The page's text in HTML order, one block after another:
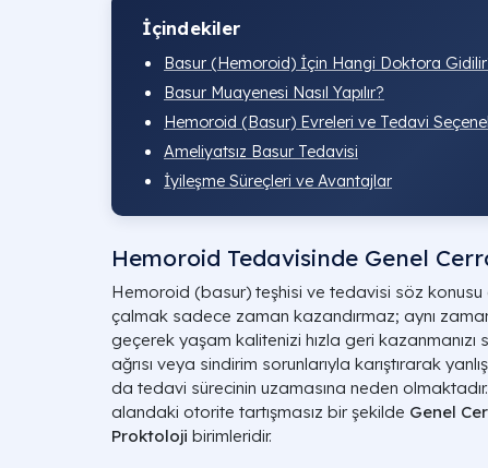
İçindekiler
Basur (Hemoroid) İçin Hangi Doktora
Basur Muayenesi Nasıl Yapılır?
Hemoroid (Basur) Evreleri ve Tedavi
Ameliyatsız Basur Tedavisi
İyileşme Süreçleri ve Avantajlar
Hemoroid Tedavisinde Genel
Hemoroid (basur) teşhisi ve tedavisi söz konusu
çalmak sadece zaman kazandırmaz; aynı
geçerek yaşam kalitenizi hızla geri kazanmanızı
ağrısı veya sindirim sorunlarıyla karıştırarak
da tedavi sürecinin uzamasına neden
alandaki otorite tartışmasız bir şekilde Genel
Proktoloji birimleridir.